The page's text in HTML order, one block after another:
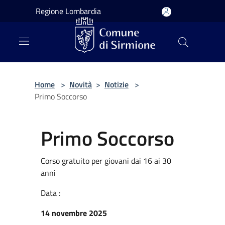
Salta al contenuto principale
Regione Lombardia
Home > Novità > Notizie >
Primo Soccorso
Primo Soccorso
Corso gratuito per giovani dai 16 ai 30
anni
Data :
14 novembre 2025